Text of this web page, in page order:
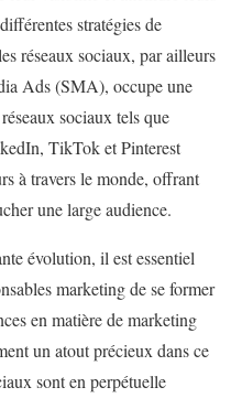
stratégies de
réseaux sociaux, par ailleurs
Ads (SMA), occupe une
sociaux tels que
TikTok et Pinterest
à travers le monde, offrant
une large audience.
évolution, il est essentiel
marketing de se former
en matière de marketing
un atout précieux dans ce
sont en perpétuelle